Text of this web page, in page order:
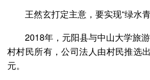
王然玄打定主意，要实现“绿水
2018年，元阳县与中山大学旅
村村民所有，公司法人由村民推选
元。